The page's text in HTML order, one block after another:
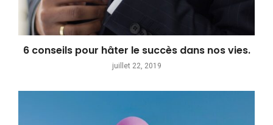
6 conseils pour hâter le succès dans nos vies.
juillet 22, 2019